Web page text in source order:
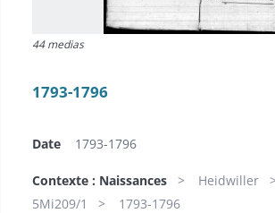
44 medias
1793-1796
Date 1793-1796
Contexte : Naissances
Heidwiller
5Mi209/1
1793-1796